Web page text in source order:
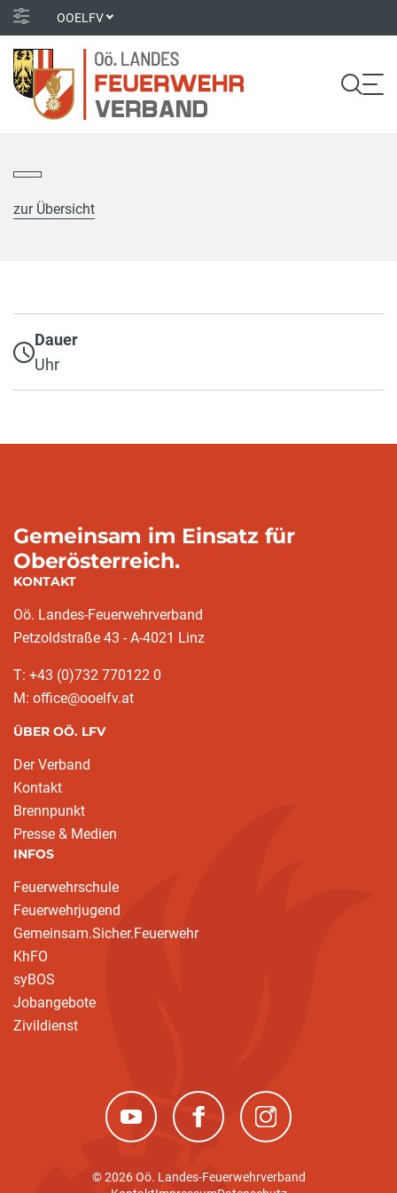
OOELFV
zur Übersicht
Dauer
Uhr
Gemeinsam im Einsatz für
Oberösterreich.
KONTAKT
Oö. Landes-Feuerwehrverband
Petzoldstraße 43 - A-4021 Linz
T: +43 (0)732 770122 0
M: office@ooelfv.at
ÜBER OÖ. LFV
Der Verband
Kontakt
Brennpunkt
Presse & Medien
INFOS
Feuerwehrschule
Feuerwehrjugend
Gemeinsam.Sicher.Feuerwehr
KhFO
syBOS
Jobangebote
Zivildienst
(neues Fenster)(neues Fenster)(neues Fenster)
© 2026 Oö. Landes-Feuerwehrverband